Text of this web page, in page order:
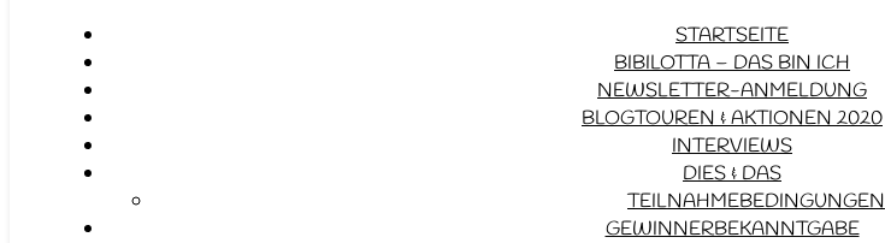
STARTSEITE
BIBILOTTA – DAS BIN ICH
NEWSLETTER-ANMELDUNG
BLOGTOUREN & AKTIONEN 2020
INTERVIEWS
DIES & DAS
TEILNAHMEBEDINGUNGEN
GEWINNERBEKANNTGABE